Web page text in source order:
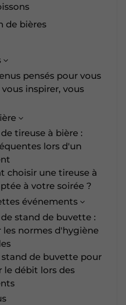
de bières
pensés pour vous
inspirer, vous
tireuse à bière :
lors d'un
choisir une tireuse à
à votre soirée ?
événements
stand de buvette :
les normes d'hygiène
stand de buvette pour
le débit lors des